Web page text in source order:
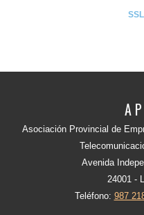
A
Asociación Provincial de
Avenida
24001 -
Teléfono: 987